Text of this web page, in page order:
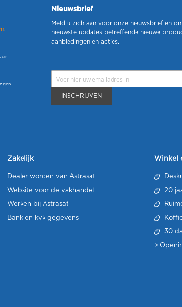
.
Nieuwsbrief
Meld u zich aan voor onze nieuwsbrief en
nieuwste updates betreffende nieuwe
aanbiedingen en acties.
INSCHRIJVEN
Zakelijk
Dealer worden van Astrasat
Website voor de vakhandel
Werken bij Astrasat
Bank en kvk gegevens
Winkel
20
30
>